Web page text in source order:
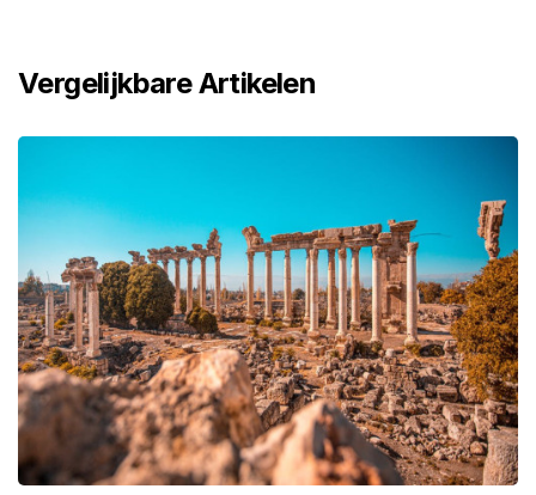
Vergelijkbare Artikelen